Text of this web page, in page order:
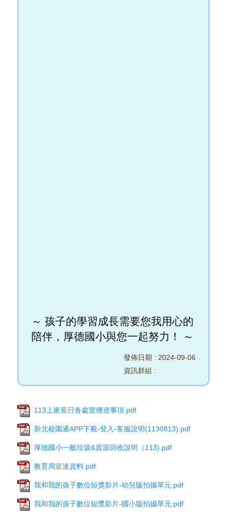
發佈日期 : 2024-09-06
資訊群組 :
～ 孩子的學習成長需要您我用心的
陪伴，厚德國小與您一起努力！ ～
113上家長日各處室傳逹事項.pdf
新北校園通APP下載-登入-客服說明(1130813).pdf
厚德國小一般垃圾&資源回收說明（113).pdf
教育局宣達資料.pdf
我和我的孩子數位短獎影片-幼兒版拍攝單元.pdf
我和我的孩子數位短獎影片-國小版拍攝單元.pdf